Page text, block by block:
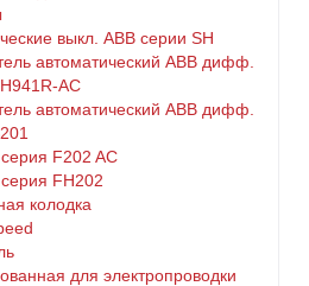
выкл. ABB серии SH
автоматический ABB дифф.
AC
автоматический АВВ дифф.
F202 AC
FH202
колодка
для электропроводки